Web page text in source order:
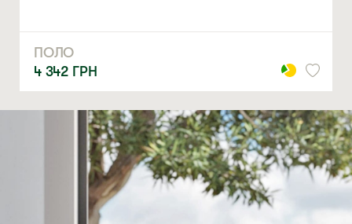
ПОЛО
4 342 ГРН